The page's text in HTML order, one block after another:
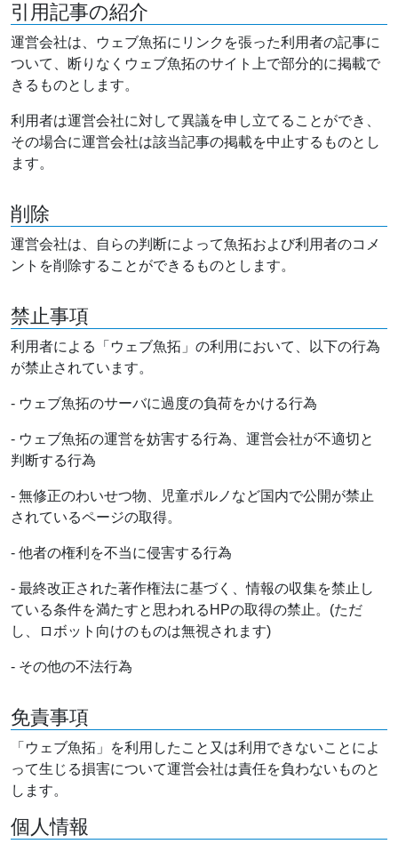
引用記事の紹介
運営会社は、ウェブ魚拓にリンクを張った利用者の記事に
ついて、断りなくウェブ魚拓のサイト上で部分的に掲載で
きるものとします。
利用者は運営会社に対して異議を申し立てることができ、
その場合に運営会社は該当記事の掲載を中止するものとし
ます。
削除
運営会社は、自らの判断によって魚拓および利用者のコメ
ントを削除することができるものとします。
禁止事項
利用者による「ウェブ魚拓」の利用において、以下の行為
が禁止されています。
- ウェブ魚拓のサーバに過度の負荷をかける行為
- ウェブ魚拓の運営を妨害する行為、運営会社が不適切と
判断する行為
- 無修正のわいせつ物、児童ポルノなど国内で公開が禁止
されているページの取得。
- 他者の権利を不当に侵害する行為
- 最終改正された著作権法に基づく、情報の収集を禁止し
ている条件を満たすと思われるHPの取得の禁止。(ただ
し、ロボット向けのものは無視されます)
- その他の不法行為
免責事項
「ウェブ魚拓」を利用したこと又は利用できないことによ
って生じる損害について運営会社は責任を負わないものと
します。
個人情報